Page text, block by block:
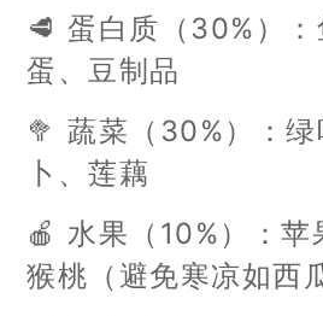
🥩 蛋白质（30%）
蛋、豆制品
🥦 蔬菜（30%）：
卜、莲藕
🍎 水果（10%）：苹
猴桃（避免寒凉如西